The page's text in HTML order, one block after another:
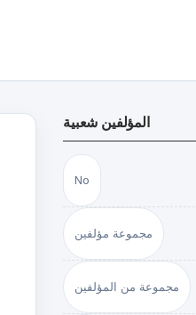
المؤلفين شعبية
No
مجموعة مؤلفين
مجموعة من المؤلفين